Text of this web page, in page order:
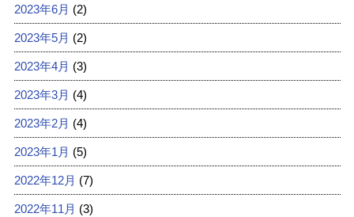
2023年6月 (2)
2023年5月 (2)
2023年4月 (3)
2023年3月 (4)
2023年2月 (4)
2023年1月 (5)
2022年12月 (7)
2022年11月 (3)